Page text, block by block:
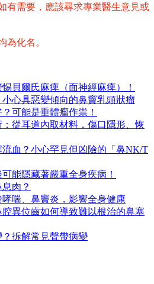
有需要，應該尋求專業醫生意見或
為化名。
貝爾氏麻痺（面神經麻痺）！
心具惡變傾向的鼻竇乳頭狀瘤
可能是垂體瘤作祟！
從耳道內取材料，傷口隱形、恢
血？小心罕見但凶險的「鼻NK/T
能隱藏著嚴重全身疾病！
肉？
喘、鼻竇炎，影響全身健康
異位齒如何導致難以根治的鼻塞
拆解常見聲帶病變